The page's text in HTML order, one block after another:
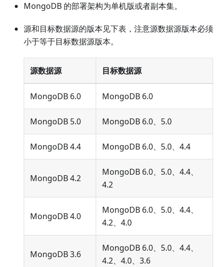
MongoDB 的部署架构为单机版或者副本集。
源和目标数据源的版本见下表，注意源数据源版本必须
小于等于目标数据源版本。
源数据源 目标数据源
MongoDB 6.0 MongoDB 6.0
MongoDB 5.0 MongoDB 6.0、5.0
MongoDB 4.4 MongoDB 6.0、5.0、4.4
MongoDB 4.2
MongoDB 6.0、5.0、4.4、
4.2
MongoDB 4.0
MongoDB 6.0、5.0、4.4、
4.2、4.0
MongoDB 3.6
MongoDB 6.0、5.0、4.4、
4.2、4.0、3.6